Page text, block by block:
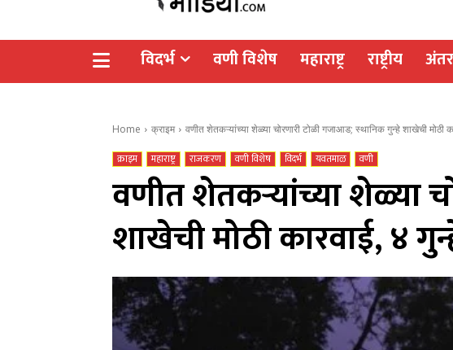
विदर्भ वणी विशेष महाराष्ट्र राष्ट्रीय
Home क्राइम वणीत शेतकऱ्यांच्या शेळ्या चोरणारी टोळी गजाआड; स्थानिक गुन्हे शाखेची मोठी
क्राइम महाराष्ट्र राजकरण वणी विशेष विदर्भ यवतमाळ वणी
वणीत शेतकऱ्यांच्या शेळ्या
शाखेची मोठी कारवाई, ४